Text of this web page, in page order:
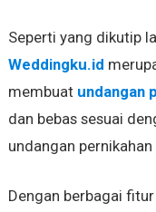
Seperti yang dikutip
Weddingku.id
membuat undangan
dan bebas sesuai
undangan
Dengan berbagai